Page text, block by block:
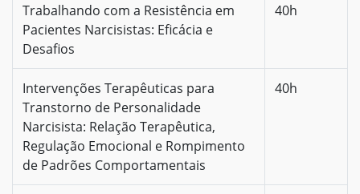
Trabalhando com a Resistência em
Pacientes Narcisistas: Eficácia e
Desafios
40h
Intervenções Terapêuticas para
Transtorno de Personalidade
Narcisista: Relação Terapêutica,
Regulação Emocional e Rompimento
de Padrões Comportamentais
40h